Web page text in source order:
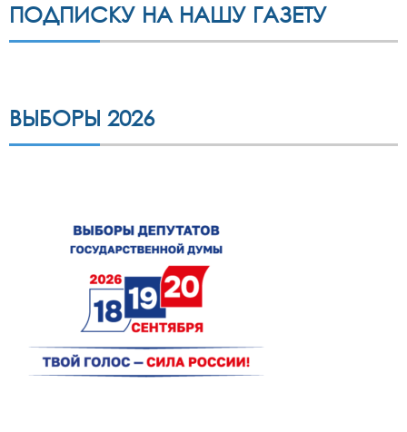
ПОДПИСКУ НА НАШУ ГАЗЕТУ
ВЫБОРЫ 2026